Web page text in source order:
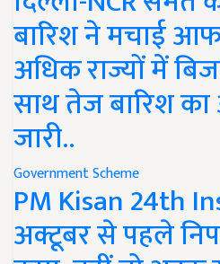
बारिश ने मचाई
अधिक राज्यों में
साथ तेज बारिश का
जारी..
Government Scheme
PM Kisan 24th
अक्टूबर से पहले